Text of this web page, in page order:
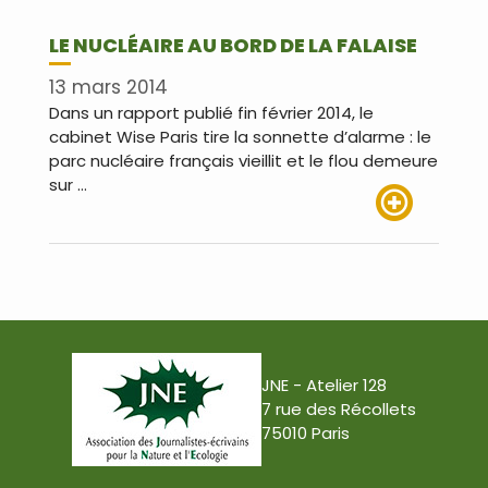
LE NUCLÉAIRE AU BORD DE LA FALAISE
13 mars 2014
Dans un rapport publié fin février 2014, le
cabinet Wise Paris tire la sonnette d’alarme : le
parc nucléaire français vieillit et le flou demeure
sur …
JNE - Atelier 128
7 rue des Récollets
75010 Paris